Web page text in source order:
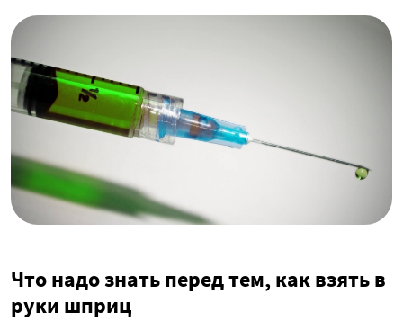
Что надо знать перед тем, как взять в
руки шприц